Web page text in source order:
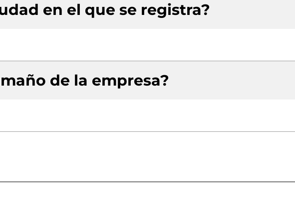
en el que se registra?
de la empresa?